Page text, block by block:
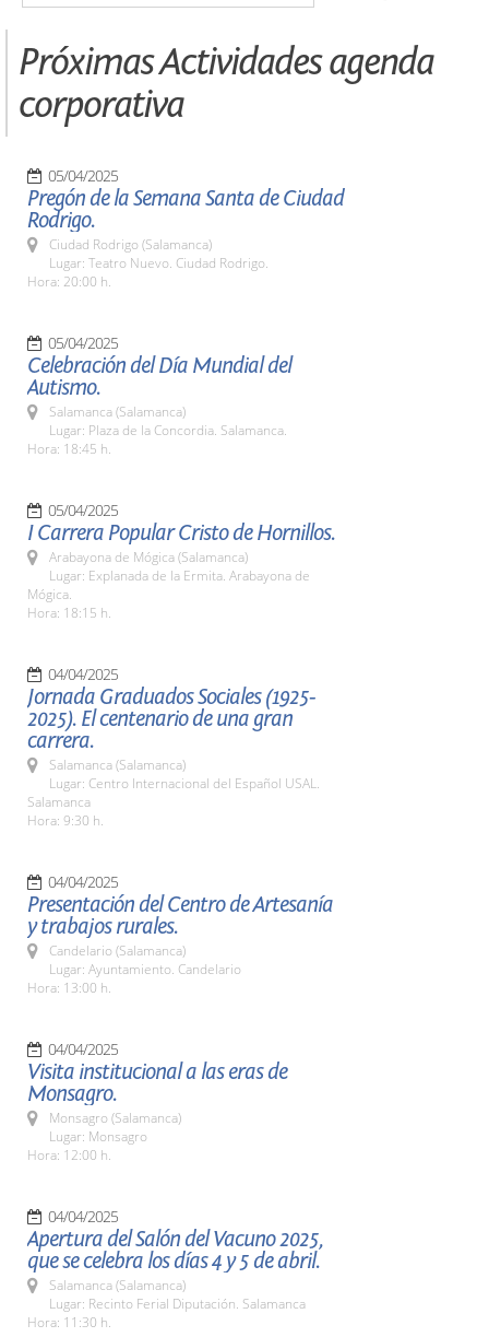
Próximas Actividades agenda
corporativa
05/04/2025
Pregón de la Semana Santa de Ciudad
Rodrigo.
Ciudad Rodrigo (Salamanca)
Lugar: Teatro Nuevo. Ciudad Rodrigo.
Hora: 20:00 h.
05/04/2025
Celebración del Día Mundial del
Autismo.
Salamanca (Salamanca)
Lugar: Plaza de la Concordia. Salamanca.
Hora: 18:45 h.
05/04/2025
I Carrera Popular Cristo de Hornillos.
Arabayona de Mógica (Salamanca)
Lugar: Explanada de la Ermita. Arabayona de
Mógica.
Hora: 18:15 h.
04/04/2025
Jornada Graduados Sociales (1925-
2025). El centenario de una gran
carrera.
Salamanca (Salamanca)
Lugar: Centro Internacional del Español USAL.
Salamanca
Hora: 9:30 h.
04/04/2025
Presentación del Centro de Artesanía
y trabajos rurales.
Candelario (Salamanca)
Lugar: Ayuntamiento. Candelario
Hora: 13:00 h.
04/04/2025
Visita institucional a las eras de
Monsagro.
Monsagro (Salamanca)
Lugar: Monsagro
Hora: 12:00 h.
04/04/2025
Apertura del Salón del Vacuno 2025,
que se celebra los días 4 y 5 de abril.
Salamanca (Salamanca)
Lugar: Recinto Ferial Diputación. Salamanca
Hora: 11:30 h.